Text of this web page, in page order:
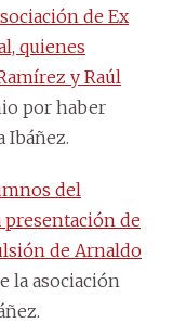
de Ex
quienes
y Raúl
por haber
Ibáñez.
del
presentación de
de Arnaldo
la asociación